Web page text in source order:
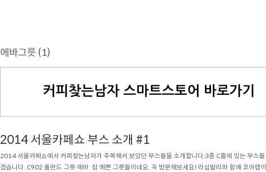
에바그릇 (1)
2014 서울카페쇼 부스 소개 #1
2014 서울카페쇼에서 커피찾는남자가 주목해서 보았던 부스들을 소개합니다.3층 C홀에 있는 부스들
겠습니다. C902 폴란드 그릇 에바. 참 예쁜 그릇들이네요. 꼭 방문해보세요! 라심발리와 함께 코어랩